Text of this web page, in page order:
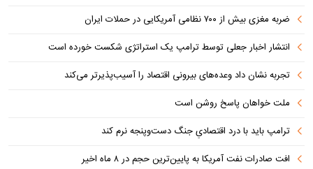
ضربه مغزی بیش از ۷۰۰ نظامی آمریکایی در حملات ایران
انتشار اخبار جعلی توسط ترامپ یک استراتژی شکست خورده است
تجربه نشان داد وعده‌های بیرونی اقتصاد را آسیب‌پذیرتر می‌کند
ملت خواهان پاسخ روشن است
ترامپ باید با درد اقتصادیِ جنگ دست‌و‌پنجه نرم کند
افت صادرات نفت آمریکا به پایین‌ترین حجم در ۸ ماه اخیر